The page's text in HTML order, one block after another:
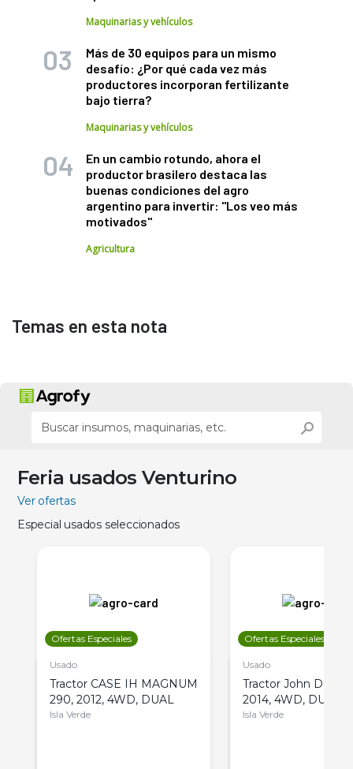
Maquinarias y vehículos
Más de 30 equipos para un mismo
desafío: ¿Por qué cada vez más
productores incorporan fertilizante
bajo tierra?
Maquinarias y vehículos
En un cambio rotundo, ahora el
productor brasilero destaca las
buenas condiciones del agro
argentino para invertir: "Los veo más
motivados"
Agricultura
Temas en esta nota
Feria usados Venturino
Ver ofertas
Especial usados seleccionados
Ofertas Especiales
Usado
Tractor CASE IH MAGNUM
290, 2012, 4WD, DUAL
Isla Verde
Ofertas Especiales
Usado
Tractor John Deere
2014, 4WD, DUAL
Isla Verde